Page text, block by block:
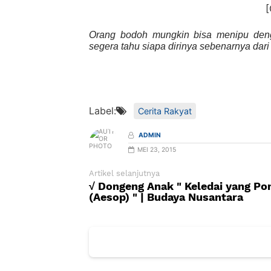
Orang bodoh mungkin bisa menipu
segera tahu siapa dirinya sebenarnya
Label: Cerita Rakyat
ADMIN
MEI 23, 2015
Artikel selanjutnya
√ Dongeng Anak " Keledai yang
(Aesop) " | Budaya Nusantara